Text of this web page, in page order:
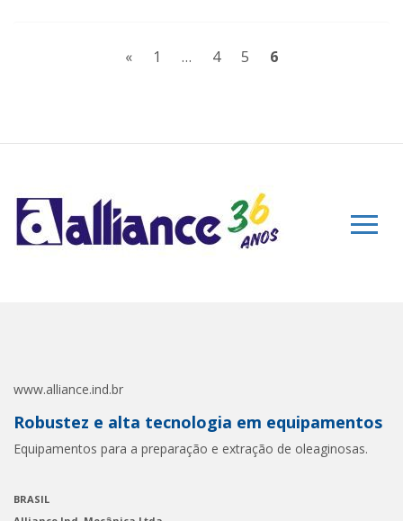
« 1 … 4 5 6
www.alliance.ind.br
Robustez e alta tecnologia em equipamentos
Equipamentos para a preparação e extração de oleaginosas.
BRASIL